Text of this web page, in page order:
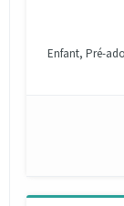
Enfant, Pré-